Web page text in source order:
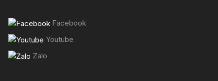
Facebook
Youtube
Zalo